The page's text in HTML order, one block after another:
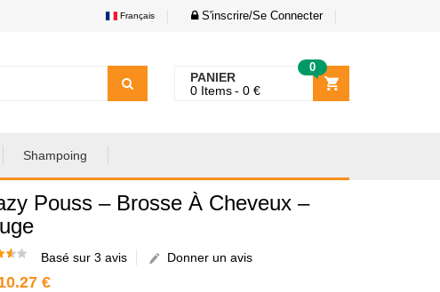
Français S'inscrire/Se Connecter
PANIER
0
0 Items 0 €
Shampoing
Pouss – Brosse À Cheveux –
Basé sur 3 avis
Donner un avis
€